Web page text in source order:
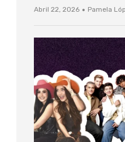
Abril 22, 2026 · Pamela